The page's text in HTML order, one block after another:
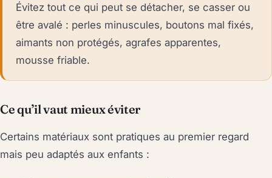
Évitez tout ce qui peut se détacher, se casser ou
être avalé : perles minuscules, boutons mal fixés,
aimants non protégés, agrafes apparentes,
mousse friable.
Ce qu’il vaut mieux éviter
Certains matériaux sont pratiques au premier regard
mais peu adaptés aux enfants :